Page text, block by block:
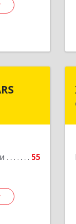
55
ARS